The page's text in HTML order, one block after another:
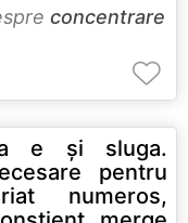
concentrare
e şi sluga.
pentru
numeros,